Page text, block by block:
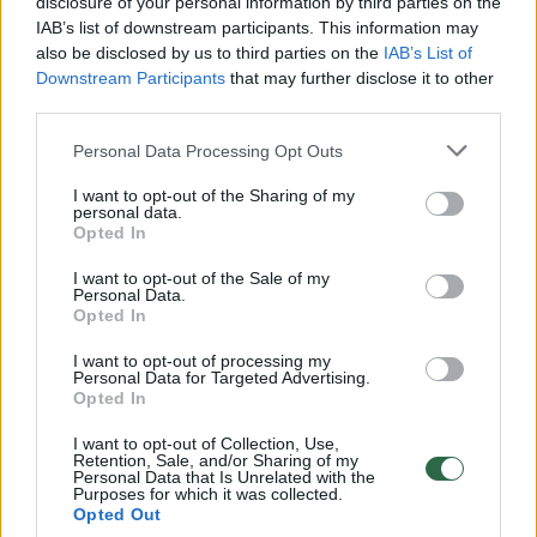
IAB’s list of downstream participants. This information may
also be disclosed by us to third parties on the IAB’s List of
Downstream Participants that may further disclose it to other
Personal Data Processing Opt Outs
I want to opt-out of the Sharing of my
personal data.
Opted In
I want to opt-out of the Sale of my
Personal Data.
Opted In
I want to opt-out of processing my
Personal Data for Targeted Advertising.
Opted In
I want to opt-out of Collection, Use,
Retention, Sale, and/or Sharing of my
Personal Data that Is Unrelated with the
Purposes for which it was collected.
Opted Out
00:00:30
Vaizdai iš tragiškos avarijos Vilniaus r.: dviejų moterų ir
vaiko gyvybių išgelbėti nepavyko
Savaitės vidurys nusimato karštas: temperatūra kils iki
32 laipsnių šilumos
Ukrainos politikoje: jis yra neteisus
Laidos | Nauja diena
00:00:57
Sinoptikai atsakė, kokiais orais užbaigsime darbo
savaitę: karščiai atsitrauks